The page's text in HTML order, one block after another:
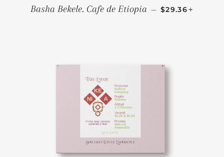
Basha Bekele. Cafe de Etiopia — PRECIO
$29.36